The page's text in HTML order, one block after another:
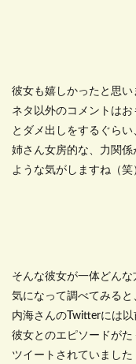
彼女も嬉しかったと思い
ネタ以外のコメントはお
とダメ出しをするぐらい
姉さん女房的な、力関係
ような気がしますね（笑
そんな彼女が一体どんな
気になって調べてみると
内海さんのTwitterには以
彼女とのエピソードがた
ツイートされていました